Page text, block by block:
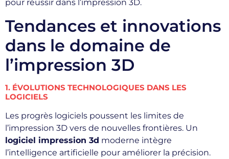
pour réussir dans l’impression 3D.
Tendances et innovations
dans le domaine de
l’impression 3D
1. ÉVOLUTIONS TECHNOLOGIQUES DANS LES
LOGICIELS
Les progrès logiciels poussent les limites de
l’impression 3D vers de nouvelles frontières. Un
logiciel impression 3d moderne intègre
l’intelligence artificielle pour améliorer la précision.